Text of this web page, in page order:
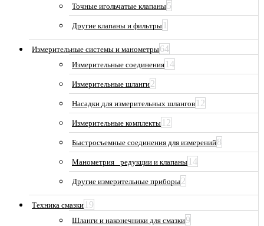
Точные игольчатые клапаны5
Другие клапаны и фильтры 1
Измерительные системы и манометры64
Измерительные соединения 14
Измерительные шланги2
Насадки для измерительных шлангов 12
Измерительные комплекты 12
Быстросъемные соединения для измерений8
Манометрия_ редукции и клапаны 14
Другие измерительные приборы2
Техника смазки 19
Шланги и наконечники для смазки9